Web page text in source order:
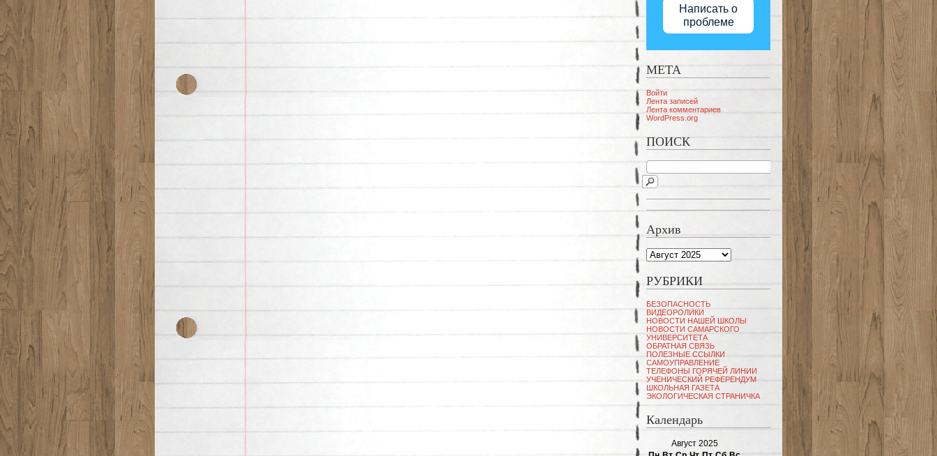
Написать о
проблеме
МЕТА
Войти
Лента записей
Лента комментариев
WordPress.org
ПОИСК
Архив
Архив
РУБРИКИ
БЕЗОПАСНОСТЬ
ВИДЕОРОЛИКИ
НОВОСТИ НАШЕЙ ШКОЛЫ
НОВОСТИ САМАРСКОГО
УНИВЕРСИТЕТА
ОБРАТНАЯ СВЯЗЬ
ПОЛЕЗНЫЕ ССЫЛКИ
САМОУПРАВЛЕНИЕ
ТЕЛЕФОНЫ ГОРЯЧЕЙ ЛИНИИ
УЧЕНИЧЕСКИЙ РЕФЕРЕНДУМ
ШКОЛЬНАЯ ГАЗЕТА
ЭКОЛОГИЧЕСКАЯ СТРАНИЧКА
Календарь
Август 2025